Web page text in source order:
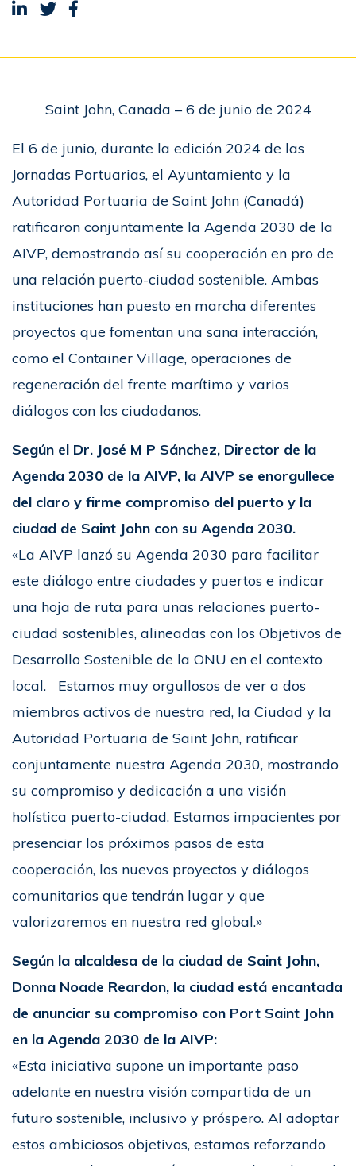
Compartir en LinkedIn
Compartir en Twitter
Compartir en Facebook
Saint John, Canada – 6 de junio de 2024
El 6 de junio, durante la edición 2024 de las
Jornadas Portuarias, el Ayuntamiento y la
Autoridad Portuaria de Saint John (Canadá)
ratificaron conjuntamente la Agenda 2030 de la
AIVP, demostrando así su cooperación en pro de
una relación puerto-ciudad sostenible. Ambas
instituciones han puesto en marcha diferentes
proyectos que fomentan una sana interacción,
como el Container Village, operaciones de
regeneración del frente marítimo y varios
diálogos con los ciudadanos.
Según el Dr. José M P Sánchez, Director de la
Agenda 2030 de la AIVP, la AIVP se enorgullece
del claro y firme compromiso del puerto y la
ciudad de Saint John con su Agenda 2030.
«La AIVP lanzó su Agenda 2030 para facilitar
este diálogo entre ciudades y puertos e indicar
una hoja de ruta para unas relaciones puerto-
ciudad sostenibles, alineadas con los Objetivos de
Desarrollo Sostenible de la ONU en el contexto
local. Estamos muy orgullosos de ver a dos
miembros activos de nuestra red, la Ciudad y la
Autoridad Portuaria de Saint John, ratificar
conjuntamente nuestra Agenda 2030, mostrando
su compromiso y dedicación a una visión
holística puerto-ciudad. Estamos impacientes por
presenciar los próximos pasos de esta
cooperación, los nuevos proyectos y diálogos
comunitarios que tendrán lugar y que
valorizaremos en nuestra red global.»
Según la alcaldesa de la ciudad de Saint John,
Donna Noade Reardon, la ciudad está encantada
de anunciar su compromiso con Port Saint John
en la Agenda 2030 de la AIVP:
«Esta iniciativa supone un importante paso
adelante en nuestra visión compartida de un
futuro sostenible, inclusivo y próspero. Al adoptar
estos ambiciosos objetivos, estamos reforzando